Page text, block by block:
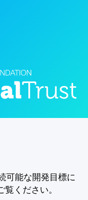
可能な開発目標に
ください。